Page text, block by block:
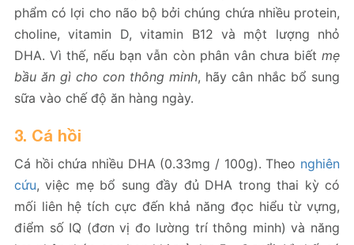
phẩm có lợi cho não bộ bởi chúng chứa nhiều protein,
choline, vitamin D, vitamin B12 và một lượng nhỏ
DHA. Vì thế, nếu bạn vẫn còn phân vân chưa biết mẹ
bầu ăn gì cho con thông minh, hãy cân nhắc bổ sung
sữa vào chế độ ăn hàng ngày.
3. Cá hồi
Cá hồi chứa nhiều DHA (0.33mg / 100g). Theo nghiên
cứu, việc mẹ bổ sung đầy đủ DHA trong thai kỳ có
mối liên hệ tích cực đến khả năng đọc hiểu từ vựng,
điểm số IQ (đơn vị đo lường trí thông minh) và năng